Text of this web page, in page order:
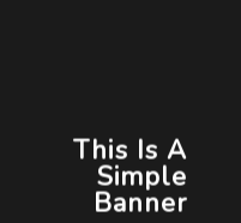
This Is A
Simple
Banner